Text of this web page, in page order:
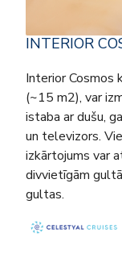
INTERIOR
Interior Cosmos
(~15 m2), var
istaba ar dušu,
un televizors.
izkārtojums var
divvietīgām
gultas.